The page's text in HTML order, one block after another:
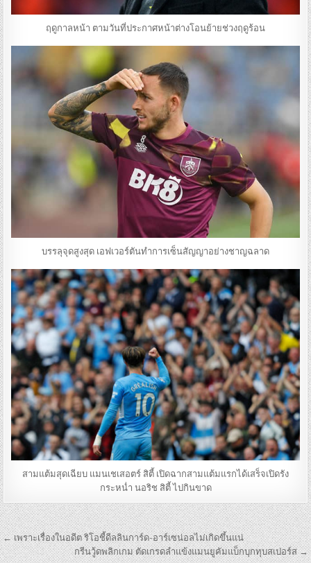
ฤดูกาลหน้า ตามวันที่ประกาศหน้าต่างโอนย้ายช่วงฤดูร้อน
บรรลุจุดสูงสุด เอฟเวอร์ตันทำการเซ็นสัญญาอย่างชาญฉลาด
สามแต้มสุดเฉียบ แมนเชเสอตร์ สิตี้ เปิดฉากสามแต้มแรกได้เสร็จเปิดรัง
กระหน่ำ นอริช สิตี้ ไปกินขาด
เมนู
← เพราะเรื่องในอดีต ริโอชี้ดีลลินการ์ด-อาร์เซน่อลไม่เกิดขึ้นแน่
กรีนวู้ดพลิกเกม ตัดเกรดลำแข้งแมนยูคัมแบ็กบุกทุบสเปอร์ส →